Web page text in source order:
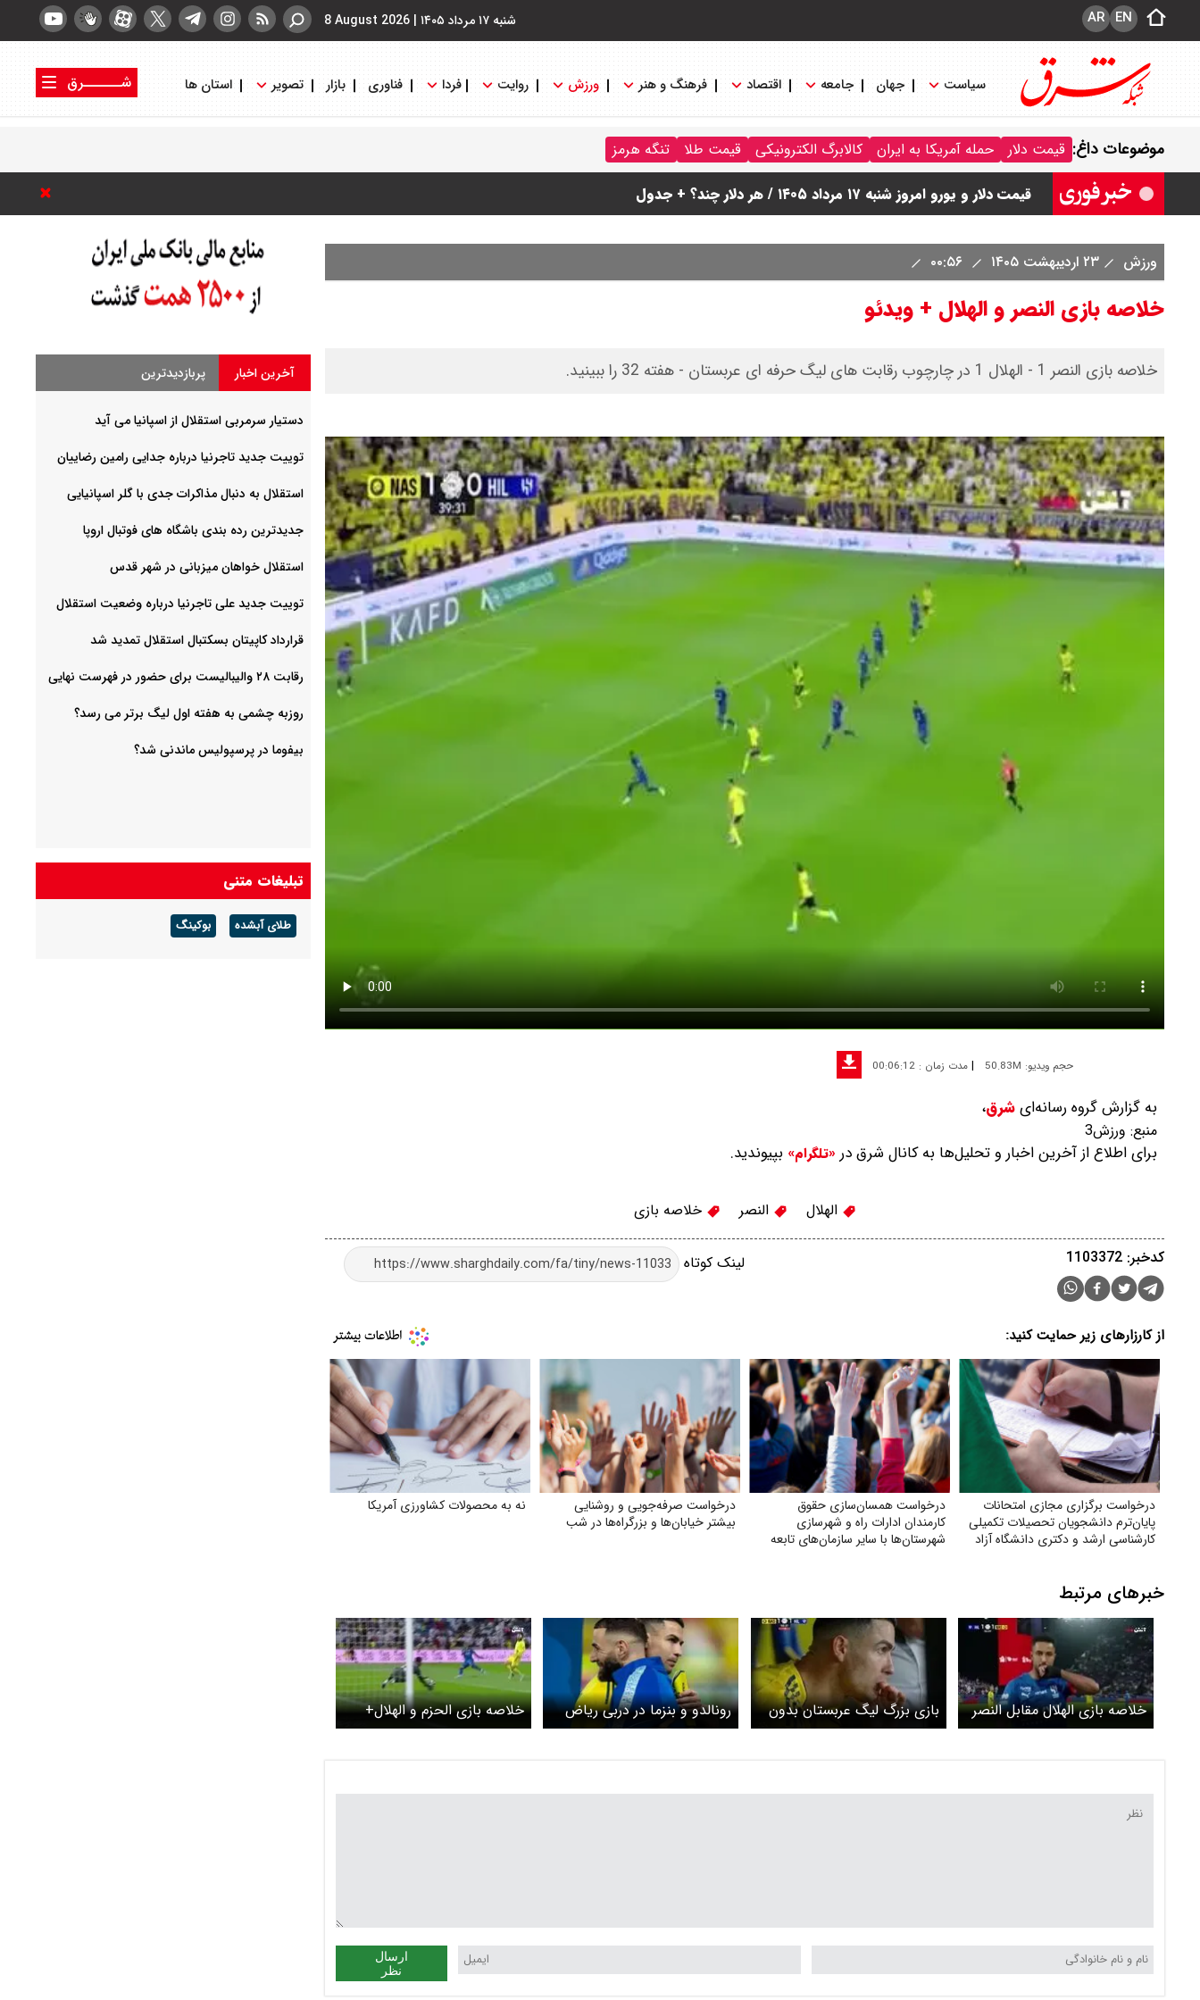
شنبه ۱۷ مرداد ۱۴۰۵ |
8 August 2026 EN
AR
سیاست جهان جامعه اقتصاد فرهنگ و هنر ورزش روایت فردا فناوری بازار تصویر استان ها
شــــــرق
موضوعات داغ: قیمت دلار حمله آمریکا به ایران کالابرگ الکترونیکی قیمت طلا تنگه هرمز
قیمت دلار مبادله ای امروز شنبه ۱۷ مرداد ۱۴۰ / دلار حواله ای چند؟ + جدول
قیمت طلا و سکه امروز شنبه ۱۷ مرداد ۱۴۰۵ / قیمت هر گرم طلا چند ؟ + جدول
قیمت دلار و یورو امروز شنبه ۱۷ مرداد ۱۴۰۵ / هر دلار چند؟ + جدول
ورزش
۲۳ اردیبهشت ۱۴۰۵
خلاصه بازی النصر و الهلال + ویدئو
خلاصه بازی النصر 1 - الهلال 1 در چارچوب رقابت های لیگ حرفه ای عربستان - هفته 32 را ببینید.
حجم ویدیو: 50.83M |مدت زمان : 00:06:12
به گزارش گروه رسانه‌ایشرق،
منبع: ورزش3
برای اطلاع از آخرین اخبار و تحلیل‌ها به کانال شرق در «تلگرام» بپیوندید.
الهلال النصر خلاصه بازی
لینک کوتاه کدخبر: 1103372
از کارزارهای زیر حمایت کنید:
درخواست برگزاری مجازی امتحانات
پایان‌ترم دانشجویان تحصیلات تکمیلی
کارشناسی ارشد و دکتری دانشگاه آزاد
درخواست همسان‌سازی حقوق
کارمندان ادارات راه و شهرسازی
شهرستان‌ها با سایر سازمان‌های تابعه
درخواست صرفه‌جویی و روشنایی
بیشتر خیابان‌ها و بزرگراه‌ها در شب
نه به محصولات کشاورزی آمریکا
خبرهای مرتبط
خلاصه بازی الهلال مقابل النصر
را ببینید + ویدیو
بازی بزرگ لیگ عربستان بدون
برنده خاتمه یافت
رونالدو و بنزما در دربی ریاض
خلاصه بازی الحزم و الهلال+
ویدئو
ارسال
نظر
آخرین اخبار پربازدیدترین
دستیار سرمربی استقلال از اسپانیا می آید
توییت جدید تاجرنیا درباره جدایی رامین رضاییان
استقلال به دنبال مذاکرات جدی با گلر اسپانیایی
جدیدترین رده بندی باشگاه های فوتبال اروپا
استقلال خواهان میزبانی در شهر قدس
توییت جدید علی تاجرنیا درباره وضعیت استقلال
قرارداد کاپیتان بسکتبال استقلال تمدید شد
رقابت ۲۸ والیبالیست برای حضور در فهرست نهایی
روزبه چشمی به هفته اول لیگ برتر می رسد؟
بیفوما در پرسپولیس ماندنی شد؟
تبلیغات متنی
طلای آبشده بوکینگ